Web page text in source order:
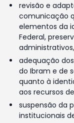
revisão e
comunicação
elementos da
Federal,
adequação
do Ibram e de
quanto à
aos recursos
suspensão da
institucionais